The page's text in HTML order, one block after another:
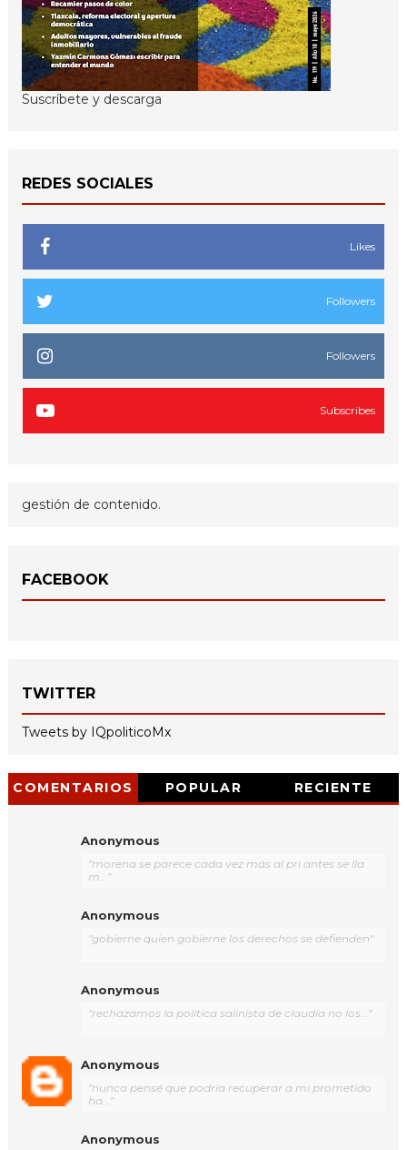
Suscríbete y descarga
REDES SOCIALES
Likes
Followers
Followers
Subscribes
gestión de contenido.
FACEBOOK
TWITTER
Tweets by IQpoliticoMx
COMENTARIOS POPULAR RECIENTE
Anonymous
"morena se parece cada vez más al pri antes se lla
m..."
Anonymous
"gobierne quien gobierne los derechos se defienden"
Anonymous
"rechazamos la política salinista de claudia no los..."
Anonymous
"nunca pensé que podría recuperar a mi prometido
ha..."
Anonymous